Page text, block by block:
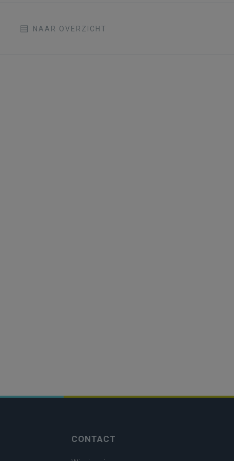
NAAR OVERZICHT
CONTACT